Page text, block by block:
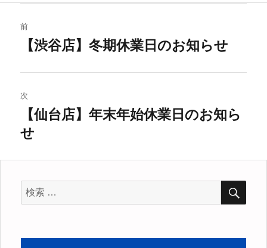
稿
ビ
ゲ
ー
ョ
前
投
稿:
【渋谷店】冬期休業日のお知らせ
次
の
【仙台店】年末年始休業日のお知ら
せ
検
索
象: